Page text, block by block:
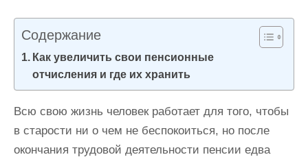
Содержание
Как увеличить свои пенсионные
отчисления и где их хранить
Всю свою жизнь человек работает для того, чтобы
в старости ни о чем не беспокоиться, но после
окончания трудовой деятельности пенсии едва